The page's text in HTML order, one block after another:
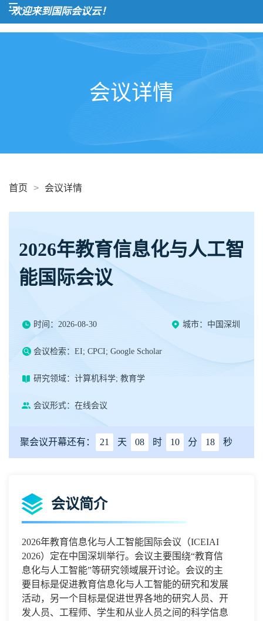
迎来到国际会议云！
会议详情
首页 > 会议详情
2026年教育信息化与人工智
能国际会议
时间：2026-08-30 城市：中国深圳
会议检索：EI; CPCI; Google Scholar
研究领域：计算机科学; 教育学
会议形式：在线会议
聚会议开幕还有： 21 天 08 时 10 分 17 秒
会议简介
2026年教育信息化与人工智能国际会议（ICEIAI
2026）定在中国深圳 举行。会议主要围绕“教育信
息化与人工智能”等研究领域展开讨论。会议的主
要目标是促进教育信息化与人工智能的研究和发展
活动，另一个目标是促进世界各地的研究人员、开
发人员、工程师、学生和从业人员之间的科学信息